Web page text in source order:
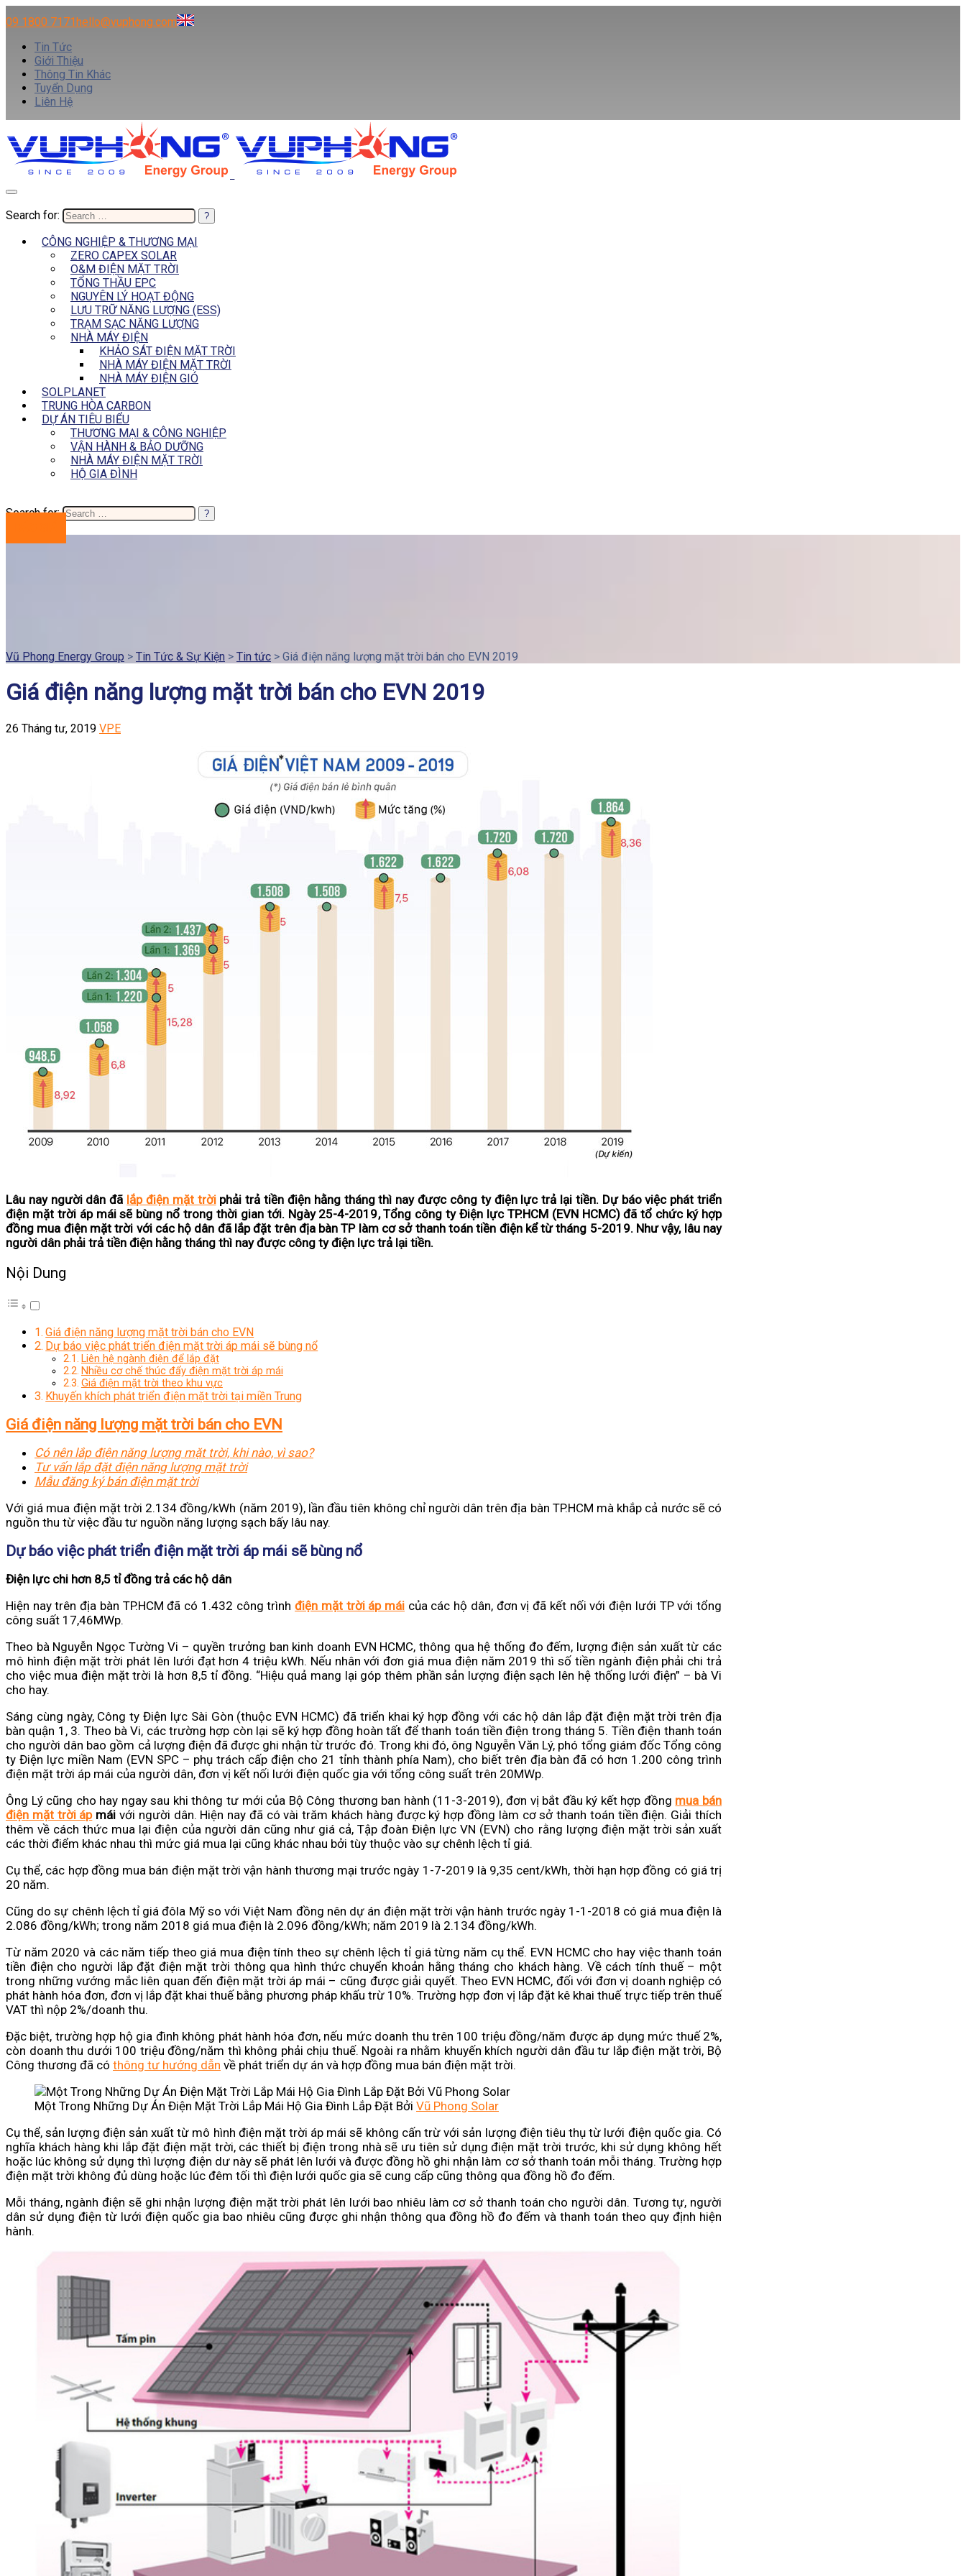
09 1800 7171hello@vuphong.com
Tin Tức
Giới Thiệu
Thông Tin Khác
Tuyển Dụng
Liên Hệ
Search for:
CÔNG NGHIỆP & THƯƠNG MẠI
ZERO CAPEX SOLAR
O&M ĐIỆN MẶT TRỜI
TỔNG THẦU EPC
NGUYÊN LÝ HOẠT ĐỘNG
LƯU TRỮ NĂNG LƯỢNG (ESS)
TRẠM SẠC NĂNG LƯỢNG
NHÀ MÁY ĐIỆN
KHẢO SÁT ĐIỆN MẶT TRỜI
NHÀ MÁY ĐIỆN MẶT TRỜI
NHÀ MÁY ĐIỆN GIÓ
SOLPLANET
TRUNG HÒA CARBON
DỰ ÁN TIÊU BIỂU
THƯƠNG MẠI & CÔNG NGHIỆP
VẬN HÀNH & BẢO DƯỠNG
NHÀ MÁY ĐIỆN MẶT TRỜI
HỘ GIA ĐÌNH
Search for:
Vũ Phong Energy Group > Tin Tức & Sự Kiện > Tin tức > Giá điện năng lượng mặt trời bán cho EVN 2019
Giá điện năng lượng mặt trời bán cho EVN 2019
26 Tháng tư, 2019 VPE
Lâu nay người dân đã lắp điện mặt trờiphải trả tiền điện hằng tháng thì nay được công ty điện lực trả lại tiền. Dự báo việc phát triển
điện mặt trời áp mái sẽ bùng nổ trong thời gian tới. Ngày 25-4-2019, Tổng công ty Điện lực TP.HCM (EVN HCMC) đã tổ chức ký hợp
đồng mua điện mặt trời với các hộ dân đã lắp đặt trên địa bàn TP làm cơ sở thanh toán tiền điện kể từ tháng 5-2019. Như vậy, lâu nay
người dân phải trả tiền điện hằng tháng thì nay được công ty điện lực trả lại tiền.
Nội Dung
Giá điện năng lượng mặt trời bán cho EVN
Dự báo việc phát triển điện mặt trời áp mái sẽ bùng nổ
Liên hệ ngành điện để lắp đặt
Nhiều cơ chế thúc đẩy điện mặt trời áp mái
Giá điện mặt trời theo khu vực
Khuyến khích phát triển điện mặt trời tại miền Trung
Giá điện năng lượng mặt trời bán cho EVN
Có nên lắp điện năng lượng mặt trời, khi nào, vì sao?
Tư vấn lắp đặt điện năng lượng mặt trời
Mẫu đăng ký bán điện mặt trời
Với giá mua điện mặt trời 2.134 đồng/kWh (năm 2019), lần đầu tiên không chỉ người dân trên địa bàn TP.HCM mà khắp cả nước sẽ có
nguồn thu từ việc đầu tư nguồn năng lượng sạch bấy lâu nay.
Dự báo việc phát triển điện mặt trời áp mái sẽ bùng nổ
Điện lực chi hơn 8,5 tỉ đồng trả các hộ dân
Hiện nay trên địa bàn TP.HCM đã có 1.432 công trìnhđiện mặt trời áp mái của các hộ dân, đơn vị đã kết nối với điện lưới TP với tổng
công suất 17,46MWp.
Theo bà Nguyễn Ngọc Tường Vi – quyền trưởng ban kinh doanh EVN HCMC, thông qua hệ thống đo đếm, lượng điện sản xuất từ các
mô hình điện mặt trời phát lên lưới đạt hơn 4 triệu kWh. Nếu nhân với đơn giá mua điện năm 2019 thì số tiền ngành điện phải chi trả
cho việc mua điện mặt trời là hơn 8,5 tỉ đồng. “Hiệu quả mang lại góp thêm phần sản lượng điện sạch lên hệ thống lưới điện” – bà Vi
cho hay.
Sáng cùng ngày, Công ty Điện lực Sài Gòn (thuộc EVN HCMC) đã triển khai ký hợp đồng với các hộ dân lắp đặt điện mặt trời trên địa
bàn quận 1, 3. Theo bà Vi, các trường hợp còn lại sẽ ký hợp đồng hoàn tất để thanh toán tiền điện trong tháng 5. Tiền điện thanh toán
cho người dân bao gồm cả lượng điện đã được ghi nhận từ trước đó. Trong khi đó, ông Nguyễn Văn Lý, phó tổng giám đốc Tổng công
ty Điện lực miền Nam (EVN SPC – phụ trách cấp điện cho 21 tỉnh thành phía Nam), cho biết trên địa bàn đã có hơn 1.200 công trình
điện mặt trời áp mái của người dân, đơn vị kết nối lưới điện quốc gia với tổng công suất trên 20MWp.
Ông Lý cũng cho hay ngay sau khi thông tư mới của Bộ Công thương ban hành (11-3-2019), đơn vị bắt đầu ký kết hợp đồng mua bán
điện mặt trời ápmái với người dân. Hiện nay đã có vài trăm khách hàng được ký hợp đồng làm cơ sở thanh toán tiền điện. Giải thích
thêm về cách thức mua lại điện của người dân cũng như giá cả, Tập đoàn Điện lực VN (EVN) cho rằng lượng điện mặt trời sản xuất
các thời điểm khác nhau thì mức giá mua lại cũng khác nhau bởi tùy thuộc vào sự chênh lệch tỉ giá.
Cụ thể, các hợp đồng mua bán điện mặt trời vận hành thương mại trước ngày 1-7-2019 là 9,35 cent/kWh, thời hạn hợp đồng có giá trị
20 năm.
Cũng do sự chênh lệch tỉ giá đôla Mỹ so với Việt Nam đồng nên dự án điện mặt trời vận hành trước ngày 1-1-2018 có giá mua điện là
2.086 đồng/kWh; trong năm 2018 giá mua điện là 2.096 đồng/kWh; năm 2019 là 2.134 đồng/kWh.
Từ năm 2020 và các năm tiếp theo giá mua điện tính theo sự chênh lệch tỉ giá từng năm cụ thể. EVN HCMC cho hay việc thanh toán
tiền điện cho người lắp đặt điện mặt trời thông qua hình thức chuyển khoản hằng tháng cho khách hàng. Về cách tính thuế – một
trong những vướng mắc liên quan đến điện mặt trời áp mái – cũng được giải quyết. Theo EVN HCMC, đối với đơn vị doanh nghiệp có
phát hành hóa đơn, đơn vị lắp đặt khai thuế bằng phương pháp khấu trừ 10%. Trường hợp đơn vị lắp đặt kê khai thuế trực tiếp trên thuế
VAT thì nộp 2%/doanh thu.
Đặc biệt, trường hợp hộ gia đình không phát hành hóa đơn, nếu mức doanh thu trên 100 triệu đồng/năm được áp dụng mức thuế 2%,
còn doanh thu dưới 100 triệu đồng/năm thì không phải chịu thuế. Ngoài ra nhằm khuyến khích người dân đầu tư lắp điện mặt trời, Bộ
Công thương đã có thông tư hướng dẫn về phát triển dự án và hợp đồng mua bán điện mặt trời.
Một Trong Những Dự Án Điện Mặt Trời Lắp Mái Hộ Gia Đình Lắp Đặt Bởi Vũ Phong Solar
Cụ thể, sản lượng điện sản xuất từ mô hình điện mặt trời áp mái sẽ không cấn trừ với sản lượng điện tiêu thụ từ lưới điện quốc gia. Có
nghĩa khách hàng khi lắp đặt điện mặt trời, các thiết bị điện trong nhà sẽ ưu tiên sử dụng điện mặt trời trước, khi sử dụng không hết
hoặc lúc không sử dụng thì lượng điện dư này sẽ phát lên lưới và được đồng hồ ghi nhận làm cơ sở thanh toán mỗi tháng. Trường hợp
điện mặt trời không đủ dùng hoặc lúc đêm tối thì điện lưới quốc gia sẽ cung cấp cũng thông qua đồng hồ đo đếm.
Mỗi tháng, ngành điện sẽ ghi nhận lượng điện mặt trời phát lên lưới bao nhiêu làm cơ sở thanh toán cho người dân. Tương tự, người
dân sử dụng điện từ lưới điện quốc gia bao nhiêu cũng được ghi nhận thông qua đồng hồ đo đếm và thanh toán theo quy định hiện
hành.